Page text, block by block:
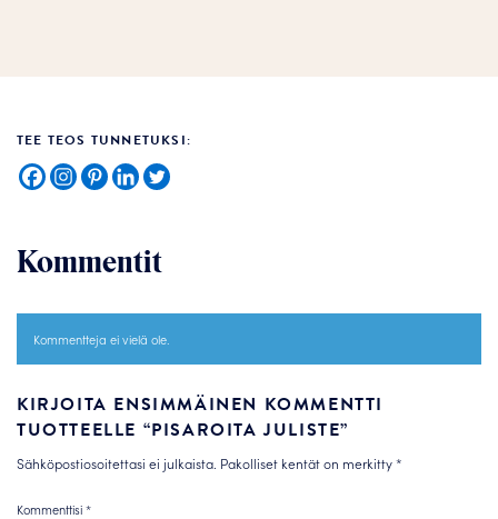
TEE TEOS TUNNETUKSI:
Kommentit
Kommentteja ei vielä ole.
KIRJOITA ENSIMMÄINEN KOMMENTTI
TUOTTEELLE “PISAROITA JULISTE”
Sähköpostiosoitettasi ei julkaista. Pakolliset kentät on merkitty*
Kommenttisi*